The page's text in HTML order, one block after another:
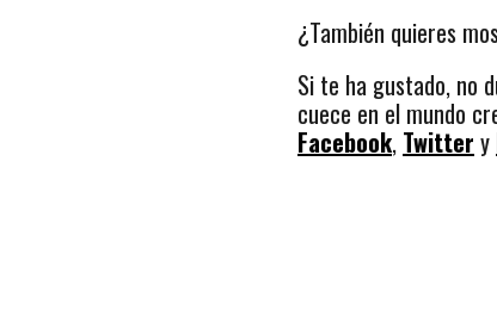
¿También quieres
Si te ha gustado, no
cuece en el mundo
Facebook, Twitter y